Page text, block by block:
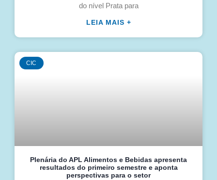
do nível Prata para
LEIA MAIS +
CIC
Plenária do APL Alimentos e Bebidas apresenta
resultados do primeiro semestre e aponta
perspectivas para o setor